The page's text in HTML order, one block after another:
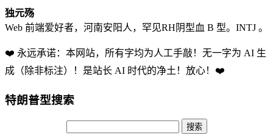
独元殇
Web 前端爱好者，河南安阳人，罕见RH阴型血 B 型。INTJ 。
❤️ 永远承诺：本网站，所有字均为人工手敲！无一字为 AI 生
成（除非标注）！是站长 AI 时代的净土！放心！❤️
特朗普型搜索